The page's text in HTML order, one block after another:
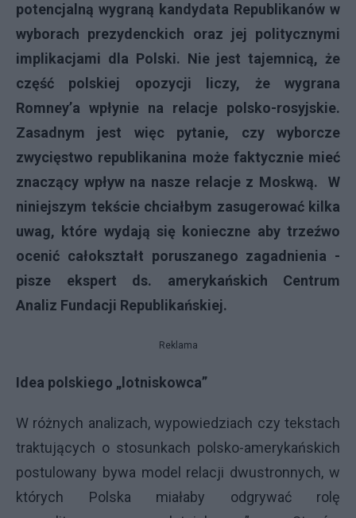
potencjalną wygraną kandydata Republikanów w
wyborach prezydenckich oraz jej politycznymi
implikacjami dla Polski. Nie jest tajemnicą, że
część polskiej opozycji liczy, że wygrana
Romney’a wpłynie na relacje polsko-rosyjskie.
Zasadnym jest więc pytanie, czy wyborcze
zwycięstwo republikanina może faktycznie mieć
znaczący wpływ na nasze relacje z Moskwą. W
niniejszym tekście chciałbym zasugerować kilka
uwag, które wydają się konieczne aby trzeźwo
ocenić całokształt poruszanego zagadnienia -
pisze ekspert ds. amerykańskich Centrum
Analiz Fundacji Republikańskiej.
Reklama
Idea polskiego „lotniskowca”
W różnych analizach, wypowiedziach czy tekstach
traktujących o stosunkach polsko-amerykańskich
postulowany bywa model relacji dwustronnych, w
których Polska miałaby odgrywać rolę